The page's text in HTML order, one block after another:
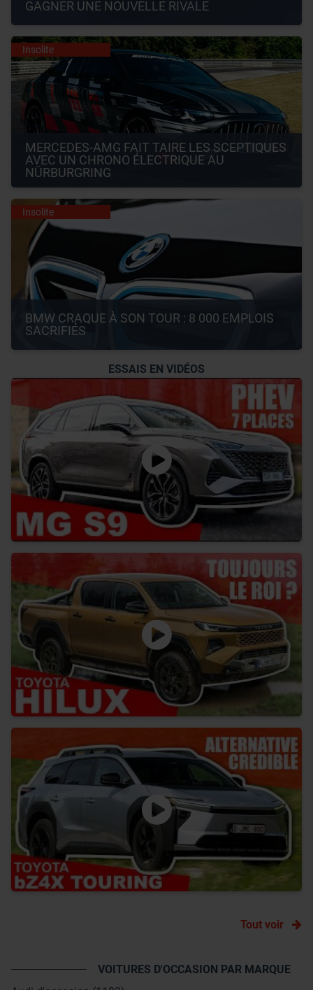
GAGNER UNE NOUVELLE RIVALE
Insolite
MERCEDES-AMG FAIT TAIRE LES SCEPTIQUES
AVEC UN CHRONO ÉLECTRIQUE AU
NÜRBURGRING
Insolite
BMW CRAQUE À SON TOUR : 8 000 EMPLOIS
SACRIFIÉS
ESSAIS EN VIDÉOS
Tout voir
VOITURES D'OCCASION PAR MARQUE